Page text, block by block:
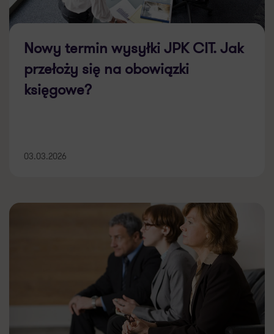
Nowy termin wysyłki JPK CIT. Jak
przełoży się na obowiązki
księgowe?
03.03.2026